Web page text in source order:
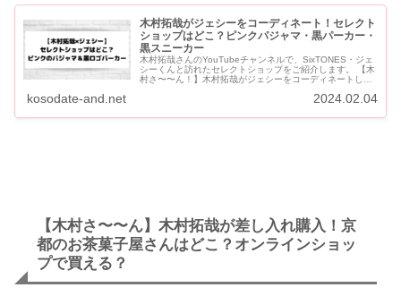
木村拓哉がジェシーをコーディネート！セレクト
ショップはどこ？ピンクパジャマ・黒パーカー・
黒スニーカー
木村拓哉さんのYouTubeチャンネルで、SixTONES・ジェ
シーくんと訪れたセレクトショップをご紹介します。 【木
村さ〜〜ん！】木村拓哉がジェシーをコーディネートした
kosodate-and.net 2024.02.04
【木村さ〜〜ん】木村拓哉が差し入れ購入！京
都のお茶菓子屋さんはどこ？オンラインショッ
プで買える？